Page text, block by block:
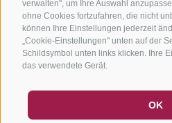
verwalten", um Ihre Auswahl
ohne Cookies fortzufahren, die nicht
können Ihre Einstellungen jederzeit
„Cookie-Einstellungen" unten auf der
Schildsymbol unten links klicken. Ihre
das verwendete Gerät.
OK
NEWSLETTER
SOCIAL